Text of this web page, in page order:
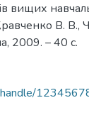
вищих
В.
2009. – 40 с.
handle/